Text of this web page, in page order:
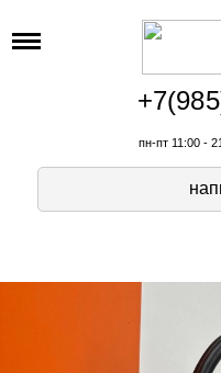
пн-пт 11:00 -